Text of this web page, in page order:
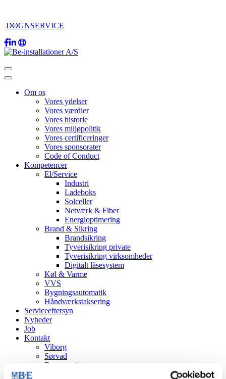
DØGNSERVICE
Om os
Vores ydelser
Vores værdier
Vores historie
Vores miljøpolitik
Vores certificeringer
Vores sponsorater
Code of Conduct
Kompetencer
El/Service
Industri
Ladeboks
Solceller
Netværk & Fiber
Energioptimering
Brand & Sikring
Brandsikring
Tyverisikring private
Tyverisikring virksomheder
Digitalt låsesystem
Køl & Varme
VVS
Bygningsautomatik
Håndværkstaksering
Serviceeftersyn
Nyheder
Job
Kontakt
Viborg
Sørvad
Døgnservice
Bestil